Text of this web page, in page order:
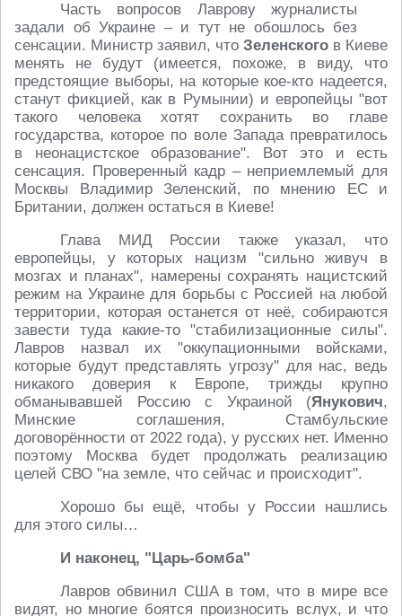
Часть вопросов Лаврову журналисты
задали об Украине – и тут не обошлось без
сенсации. Министр заявил, что Зеленского в Киеве
менять не будут (имеется, похоже, в виду, что
предстоящие выборы, на которые кое-кто надеется,
станут фикцией, как в Румынии) и европейцы "вот
такого человека хотят сохранить во главе
государства, которое по воле Запада превратилось
в неонацистское образование". Вот это и есть
сенсация. Проверенный кадр – неприемлемый для
Москвы Владимир Зеленский, по мнению ЕС и
Британии, должен остаться в Киеве!
Глава МИД России также указал, что
европейцы, у которых нацизм "сильно живуч в
мозгах и планах", намерены сохранять нацистский
режим на Украине для борьбы с Россией на любой
территории, которая останется от неё, собираются
завести туда какие-то "стабилизационные силы".
Лавров назвал их "оккупационными войсками,
которые будут представлять угрозу" для нас, ведь
никакого доверия к Европе, трижды крупно
обманывавшей Россию с Украиной (Янукович,
Минские соглашения, Стамбульские
договорённости от 2022 года), у русских нет. Именно
поэтому Москва будет продолжать реализацию
целей СВО "на земле, что сейчас и происходит".
Хорошо бы ещё, чтобы у России нашлись
для этого силы…
И наконец, "Царь-бомба"
Лавров обвинил США в том, что в мире все
видят, но многие боятся произносить вслух, и что